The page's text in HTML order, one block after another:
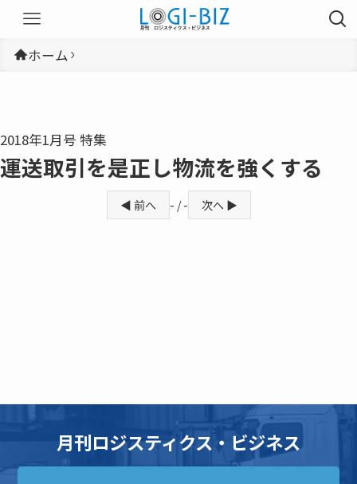
ホーム
2018年1月号 特集
運送取引を是正し物流を強くする
◀ 前へ - / - 次へ ▶
月刊ロジスティクス・ビジネス